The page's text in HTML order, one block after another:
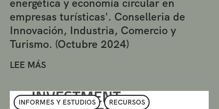
energética y economía circular en
empresas turísticas'. Conselleria de
Innovación, Industria, Comercio y
Turismo. (Octubre 2024)
LEE MÁS
INFORMES Y ESTUDIOS RECURSOS